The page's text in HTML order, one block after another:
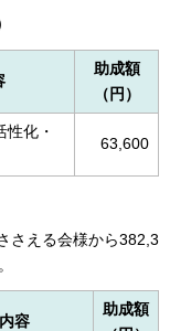
助成額
（円）
性化・
63,600
さえる会様から382,3
容
助成額